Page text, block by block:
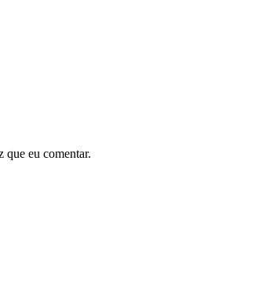
que eu comentar.